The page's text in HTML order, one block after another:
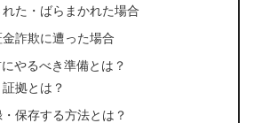
た・ばらまかれた場合
詐欺に遭った場合
やるべき準備とは？
拠とは？
保存する方法とは？